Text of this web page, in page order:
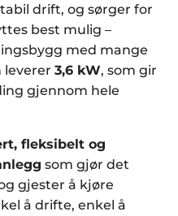
drift, og sørger for
best mulig –
med mange
leverer 3,6 kW, som gir
gjennom hele
fleksibelt og
som gjør det
gjester å kjøre
å drifte, enkel å